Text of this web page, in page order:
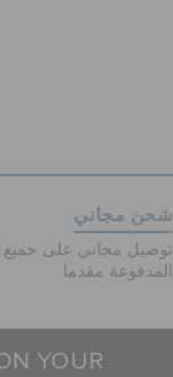
شحن مجاني
توصيل مجاني على جميع
المدفوعة مقدما
YOUR